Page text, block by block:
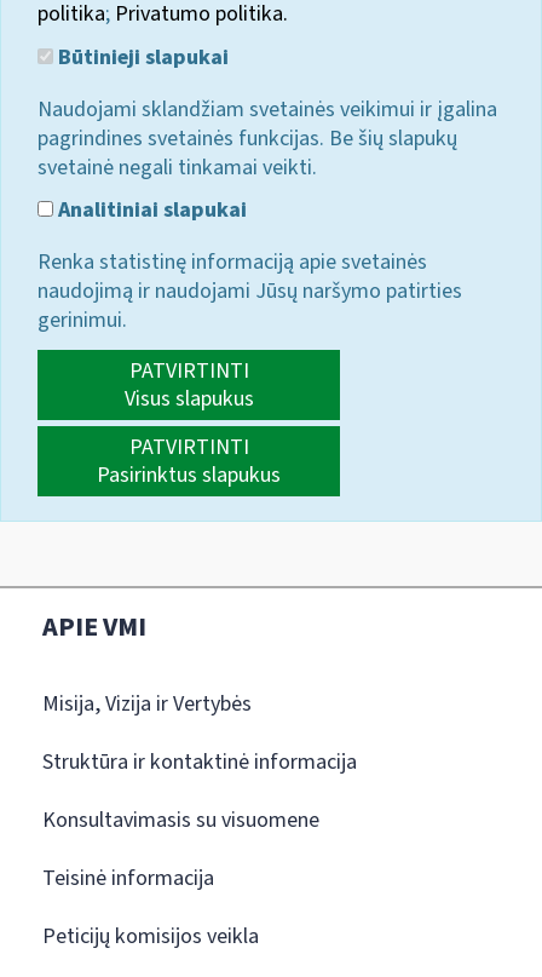
politika; Privatumo politika.
Būtinieji slapukai
Naudojami sklandžiam svetainės veikimui ir įgalina
pagrindines svetainės funkcijas. Be šių slapukų
svetainė negali tinkamai veikti.
Analitiniai slapukai
Renka statistinę informaciją apie svetainės
naudojimą ir naudojami Jūsų naršymo patirties
gerinimui.
PATVIRTINTI
Visus slapukus
PATVIRTINTI
Pasirinktus slapukus
APIE VMI
Misija, Vizija ir Vertybės
Struktūra ir kontaktinė informacija
Konsultavimasis su visuomene
Teisinė informacija
Peticijų komisijos veikla